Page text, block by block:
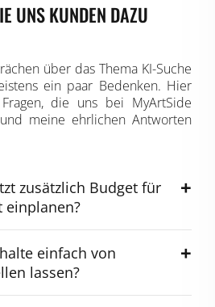
UNS KUNDEN DAZU
über das Thema KI-Suche
ein paar Bedenken. Hier
die uns bei MyArtSide
meine ehrlichen Antworten
zusätzlich Budget für
einplanen?
einfach von
lassen?